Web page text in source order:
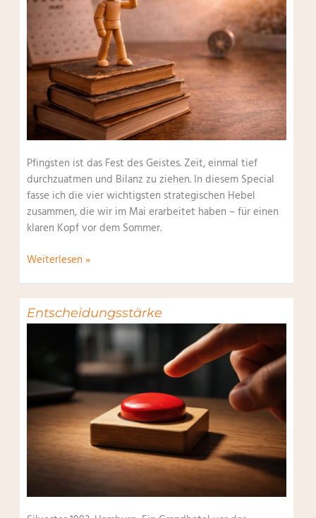
Pfingsten ist das Fest des Geistes. Zeit, einmal tief
durchzuatmen und Bilanz zu ziehen. In diesem Special
fasse ich die vier wichtigsten strategischen Hebel
zusammen, die wir im Mai erarbeitet haben – für einen
klaren Kopf vor dem Sommer.
Moderne
Weiterlesen »
Entscheidungsstärke